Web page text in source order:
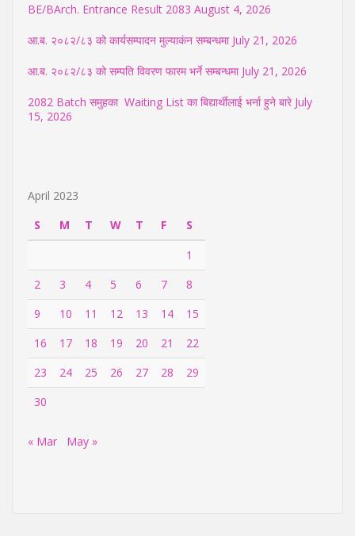
BE/BArch. Entrance Result 2083 August 4, 2026
आ.ब. २०८२/८३ को कार्यसम्पादन मुल्याकंन सम्बन्धमा July 21, 2026
आ.ब. २०८२/८३ को सम्पति विवरण फारम भर्ने सम्बन्धमा July 21, 2026
2082 Batch समुहका Waiting List का बिद्यार्थीलाई भर्ना हुने बारे July
15, 2026
April 2023
S
M T W T F
S
1
2
3 4 5 6 7
8
9
10 11 12 13 14
15
16
17 18 19 20 21
22
23
24 25 26 27 28
29
30
« Mar May »